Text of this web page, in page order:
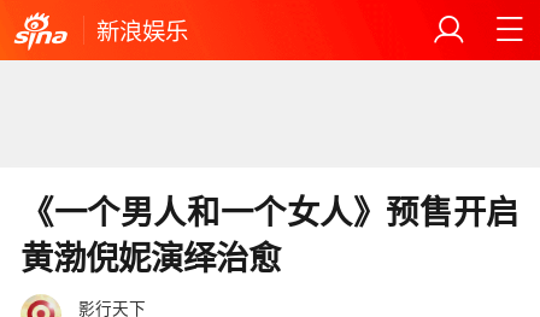
新浪娱乐
《一个男人和一个女人》预售开启
黄渤倪妮演绎治愈
影行天下